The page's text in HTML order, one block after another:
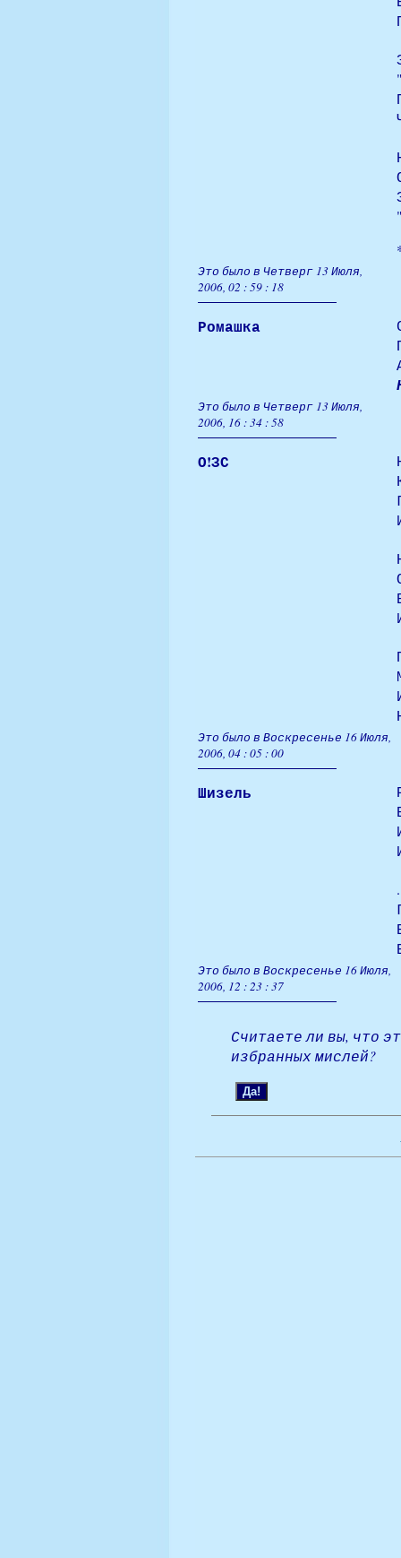
Это было в Четверг 13 Июля,
2006, 02 : 59 : 18
Ромашка
Это было в Четверг 13 Июля,
2006, 16 : 34 : 58
О!ЗС
Это было в Воскресенье 16 Июля,
2006, 04 : 05 : 00
Шизель
Это было в Воскресенье 16 Июля,
2006, 12 : 23 : 37
Считаете ли вы, что
избранных мислей?